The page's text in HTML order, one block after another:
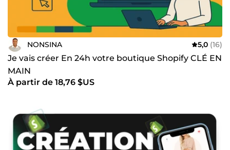
NONSINA 5,0 (16)
Je vais créer En 24h votre boutique Shopify CLÉ EN
MAIN
À partir de 18,76 $US